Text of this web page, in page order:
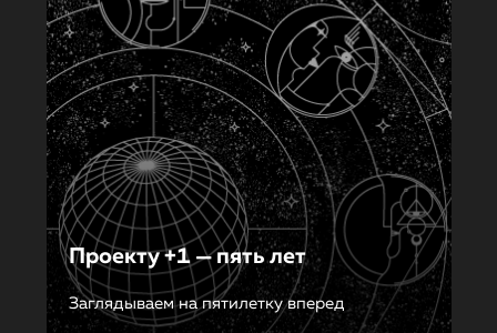
Проекту +1 — пять лет
Заглядываем на пятилетку вперед